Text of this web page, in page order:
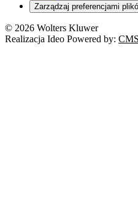
Zarządzaj preferencjami
© 2026 Wolters Kluwer
Realizacja Ideo Powered by: